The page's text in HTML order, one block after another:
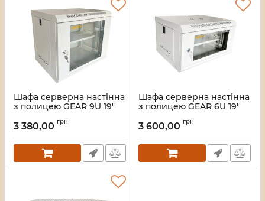
Шафа серверна настінна
з полицею GEAR 9U 19''
(GWMSN-9U-530-400G)
Артикул:28_417
3 380,00 грн
Шафа серверна настінна
з полицею GEAR 6U 19''
(GWMSN-6U-600-450G)
Артикул:28_416
3 600,00 грн